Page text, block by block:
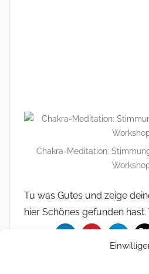
Chakra-Meditation:
Tu was Gutes und zeige
hier Schönes gefunden hast.